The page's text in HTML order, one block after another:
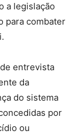
a legislação
para combater
entrevista
da
do sistema
por
ou